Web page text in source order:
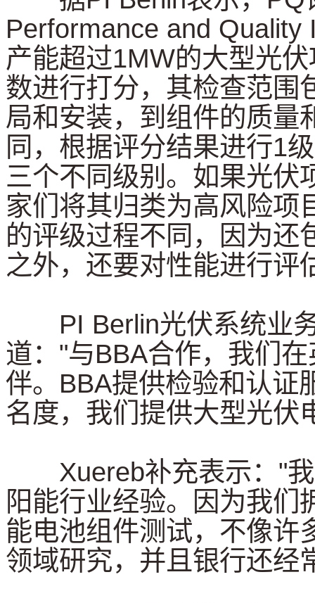
Performance and
产能超过1MW的大型光
数进行打分，其检查范围
局和安装，到组件的质量
同，根据评分结果进行1
三个不同级别。如果光伏
家们将其归类为高风险项
的评级过程不同，因为还
之外，还要对性能进行评
PI Berlin光伏系统业务
道："与BBA合作，我们
伴。BBA提供检验和认证
名度，我们提供大型光伏
Xuereb补充表示："我
阳能行业经验。因为我们
能电池组件测试，不像许
领域研究，并且银行还经